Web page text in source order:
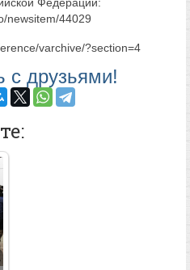
newsitem/44029
varchive/?section=4
с друзьями!